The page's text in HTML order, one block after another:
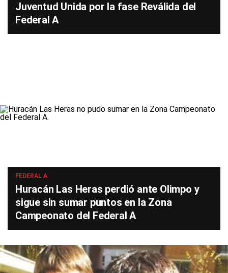
Juventud Unida por la fase Reválida del
Federal A
FEDERAL A
Huracán Las Heras perdió ante Olimpo y
sigue sin sumar puntos en la Zona
Campeonato del Federal A